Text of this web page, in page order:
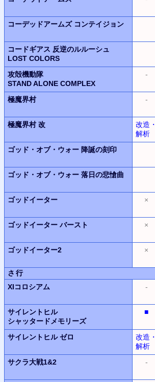
コーデッドアームズ コンテイジョン
コードギアス 反逆のルルーシュ
LOST COLORS
攻殻機動隊
STAND ALONE COMPLEX
-
極魔界村
-
極魔界村 改
改造・
解析
ゴッド・オブ・ウォー 降誕の刻印
ゴッド・オブ・ウォー 落日の悲愴曲
ゴッドイーター
×
ゴッドイーター バースト ×
ゴッドイーター2
×
さ行
XIコロシアム
-
サイレントヒル
シャッタードメモリーズ
■
サイレントヒルゼロ
改造・
解析
サクラ大戦1&2
-